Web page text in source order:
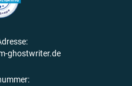
ghostwriter.de